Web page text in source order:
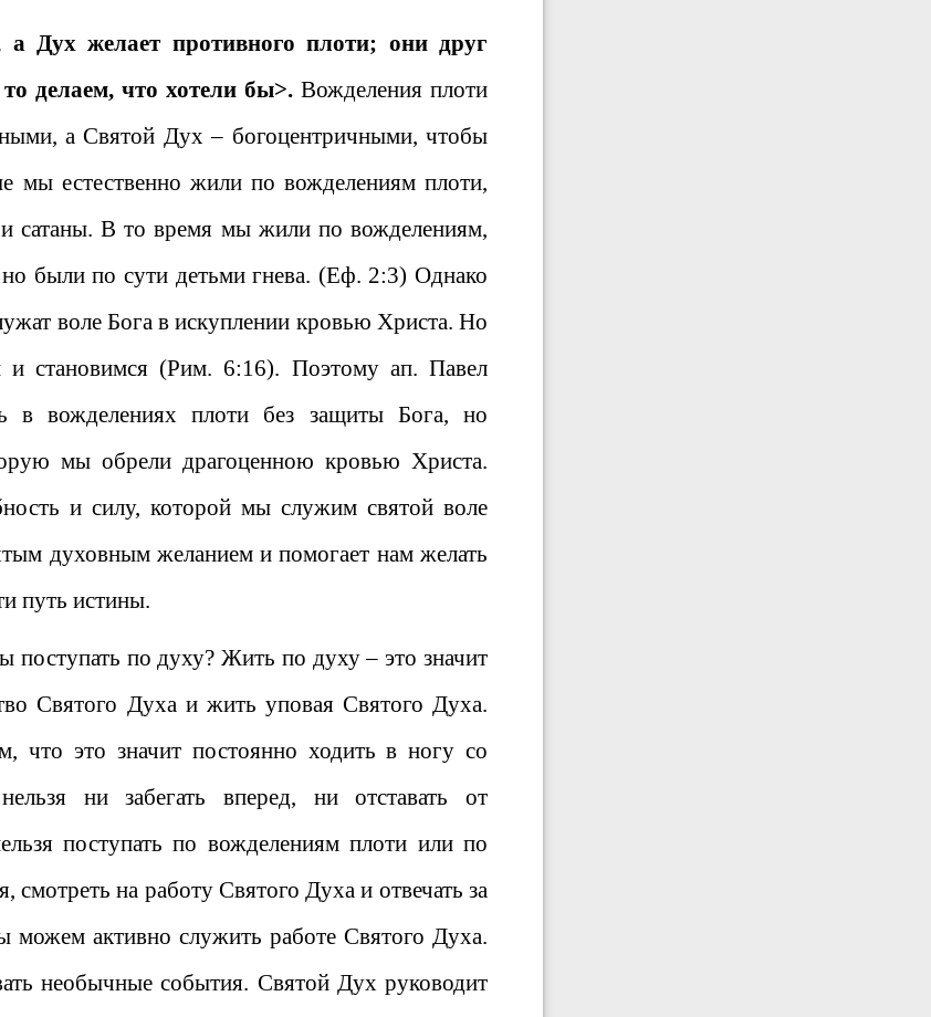
а Дух желает противного плоти; они друг
делаем, что хотели бы>. Вожделения плоти
а Святой Дух – богоцентричными, чтобы
естественно жили по вожделениям плоти,
сатаны. В то время мы жили по вожделениям,
но были по сути детьми гнева. (Еф. 2:3) Однако
воле Бога в искуплении кровью Христа. Но
становимся (Рим. 6:16). Поэтому ап. Павел
в вожделениях плоти без защиты Бога, но
мы обрели драгоценною кровью Христа.
и силу, которой мы служим святой воле
духовным желанием и помогает нам желать
путь истины.
поступать по духу? Жить по духу – это значит
Святого Духа и жить уповая Святого Духа.
что это значит постоянно ходить в ногу со
ни забегать вперед, ни отставать от
поступать по вожделениям плоти или по
смотреть на работу Святого Духа и отвечать за
можем активно служить работе Святого Духа.
необычные события. Святой Дух руководит